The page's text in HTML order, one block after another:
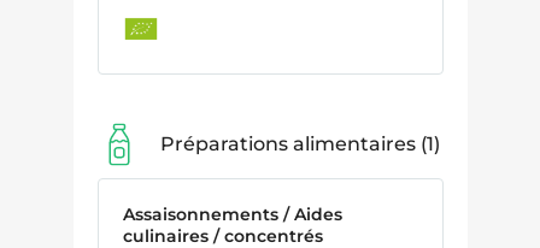
Préparations alimentaires 1
Assaisonnements / Aides
culinaires / concentrés